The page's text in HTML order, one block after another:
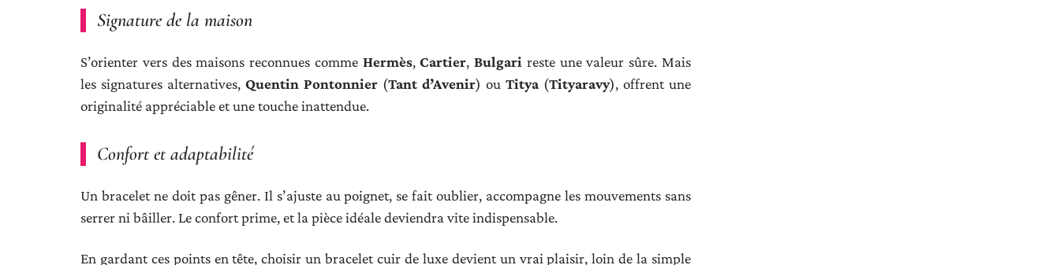
Signature de la maison
S’orienter vers des maisons reconnues comme Hermès,Cartier,Bulgari reste une valeur sûre. Mais
les signatures alternatives, Quentin Pontonnier (Tant d’Avenir) ou Titya (Tityaravy), offrent une
originalité appréciable et une touche inattendue.
Confort et adaptabilité
Un bracelet ne doit pas gêner. Il s’ajuste au poignet, se fait oublier, accompagne les mouvements sans
serrer ni bâiller. Le confort prime, et la pièce idéale deviendra vite indispensable.
En gardant ces points en tête, choisir un bracelet cuir de luxe devient un vrai plaisir, loin de la simple